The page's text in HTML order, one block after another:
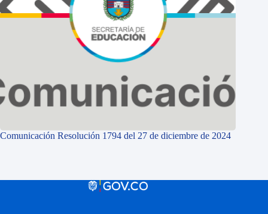
Comunicación Resolución 1794 del 27 de diciembre de 2024